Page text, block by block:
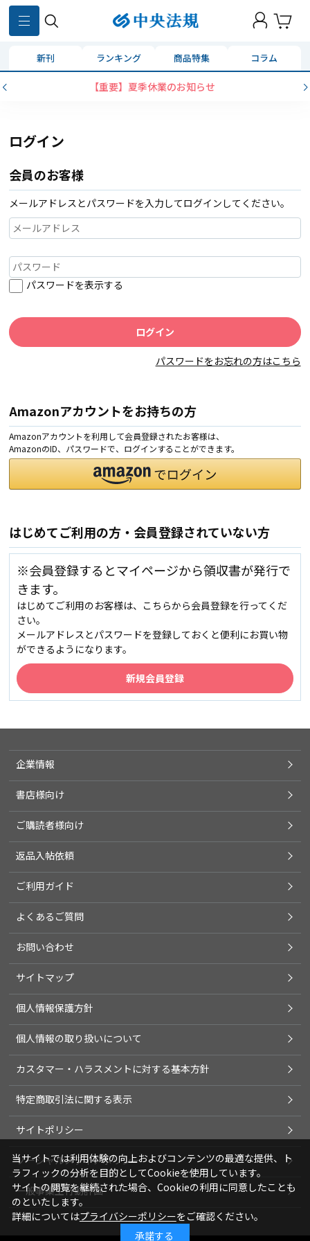
新刊 ランキング 商品特集 コラム
【重要】夏季休業のお知らせ
ログイン
会員のお客様
メールアドレスとパスワードを入力してログインしてください。
パスワードを表示する
パスワードをお忘れの方はこちら
Amazonアカウントをお持ちの方
Amazonアカウントを利用して会員登録されたお客様は、
AmazonのID、パスワードで、ログインすることができます。
はじめてご利用の方・会員登録されていない方
※会員登録するとマイページから領収書が発行で
きます。
はじめてご利用のお客様は、こちらから会員登録を行ってくだ
さい。
メールアドレスとパスワードを登録しておくと便利にお買い物
ができるようになります。
企業情報
書店様向け
ご購読者様向け
返品入帖依頼
ご利用ガイド
よくあるご質問
お問い合わせ
サイトマップ
個人情報保護方針
個人情報の取り扱いについて
カスタマー・ハラスメントに対する基本方針
特定商取引法に関する表示
サイトポリシー
ソーシャルメディアポリシー
一般事業主行動計画
当サイトでは利用体験の向上およびコンテンツの最適な提供、ト
ラフィックの分析を目的としてCookieを使用しています。
サイトの閲覧を継続された場合、Cookieの利用に同意したことも
のといたします。
詳細についてはプライバシーポリシーをご確認ください。
承諾する